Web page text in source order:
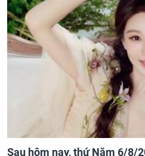
Sau hôm nay, thứ Năm 6/8/